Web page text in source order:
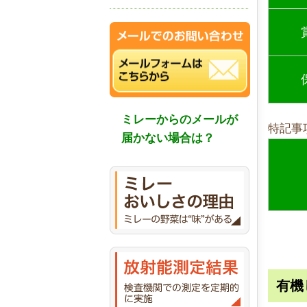
ミレーからのメールが
届かない場合は？
特記事
有機